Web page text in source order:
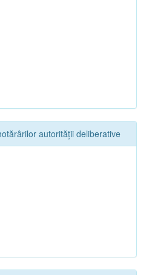
autorității deliberative